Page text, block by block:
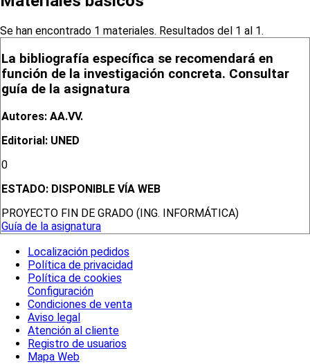
Se han encontrado 1 materiales. Resultados del 1 al 1.
La bibliografía específica se recomendará en
función de la investigación concreta. Consultar
guía de la asignatura
Autores: AA.VV.
Editorial: UNED
0
ESTADO: DISPONIBLE VÍA WEB
PROYECTO FIN DE GRADO (ING. INFORMÁTICA)
Guía de la asignatura
Localización pedidos
Política de privacidad
Política de cookies
Configuración
Condiciones de venta
Aviso legal
Atención al cliente
Registro de usuarios
Mapa Web